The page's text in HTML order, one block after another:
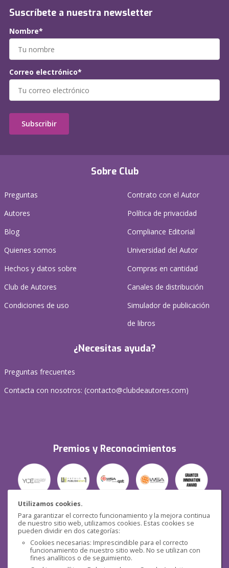
Utilizamos cookies.
Para garantizar el correcto funcionamiento y la mejora continua
de nuestro sitio web, utilizamos cookies. Estas cookies se
pueden dividir en dos categorías:
Cookies necesarias: Imprescindible para el correcto
funcionamiento de nuestro sitio web. No se utilizan con
fines analíticos o de seguimiento.
Sobre Club
Preguntas
Autores
Blog
Quienes somos
Hechos y datos sobre
Club de Autores
Condiciones de uso
Contrato con el Autor
Política de privacidad
Compliance Editorial
Universidad del Autor
Compras en cantidad
Canales de distribución
Simulador de publicación
de libros
¿Necesitas ayuda?
Preguntas frecuentes
Contacta con nosotros: (contacto@clubdeautores.com)
Premios y Reconocimientos
Seguridad
Suscríbete a nuestra newsletter
Nombre*
Correo electrónico*
Subscribir